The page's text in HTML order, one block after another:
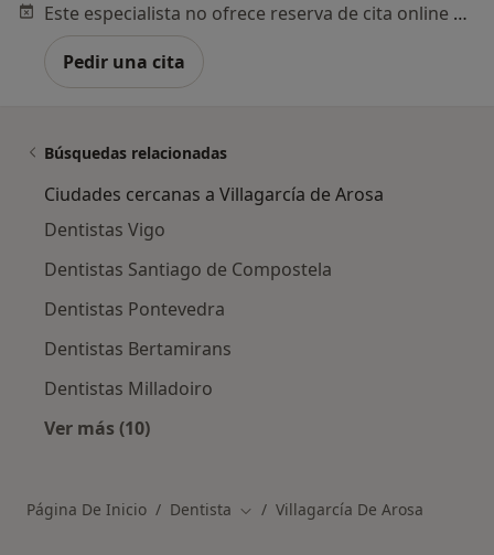
Este especialista no ofrece reserva de cita online en esta dirección.
Pedir una cita
Búsquedas relacionadas
Ciudades cercanas a Villagarcía de Arosa
Dentistas Vigo
Dentistas Santiago de Compostela
Dentistas Pontevedra
Dentistas Bertamirans
Dentistas Milladoiro
Ver más (10)
Página De Inicio Dentista Cambiar de ciudad
Villagarcía De Arosa